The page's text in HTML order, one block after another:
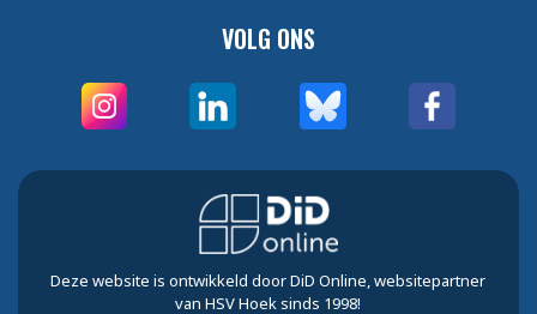
VOLG ONS
Deze website is ontwikkeld door DiD Online, websitepartner
van HSV Hoek sinds 1998!